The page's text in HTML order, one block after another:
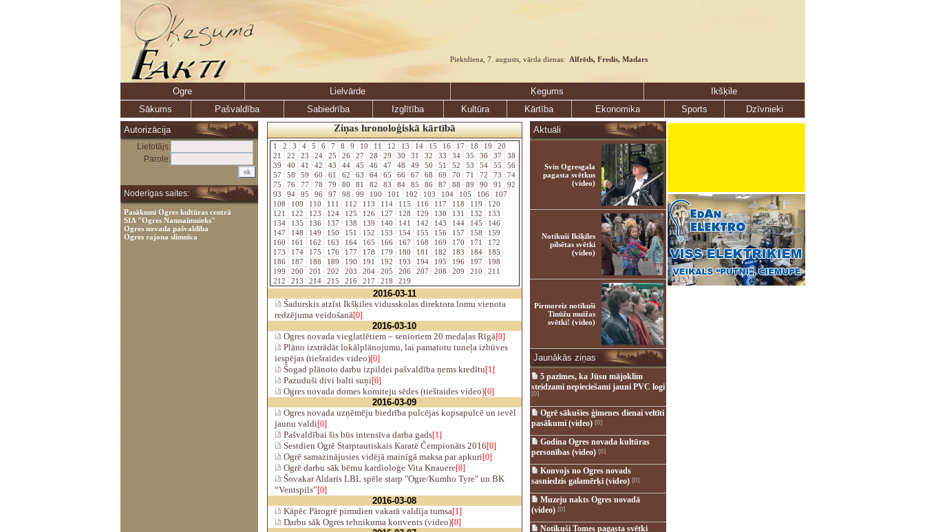
Piektdiena, 7. augusts, vārda dienas: Alfrēds, Fredis, Madars
Ogre Lielvārde Ķegums
Ikšķile
Sākums
Pašvaldība Sabiedrība Izglītība Kultūra Kārtība Ekonomika Sports
Dzīvnieki
Autorizācija
Lietotājs:
Parole:
Noderīgas saites:
Pasākumi Ogres kultūras centrā
SIA "Ogres Namsaimnieks"
Ogres novada pašvaldība
Ogres rajona slimnīca
Ziņas hronoloģiskā kārtībā
1 2 3 4 5 6 7 8 9 10 11 12 13 14 15 16 17 18 19
20
21
22 23 24 25 26 27 28 29 30 31 32 33 34 35 36 37
38
39
40 41 42 43 44 45 46 47 48 49 50 51 52 53 54 55
56
57
58 59 60 61 62 63 64 65 66 67 68 69 70 71 72 73
74
75
76 77 78 79 80 81 82 83 84 85 86 87 88 89 90 91
92
93
94 95 96 97 98 99 100 101 102 103 104 105 106
107
108
109 110 111 112 113 114 115 116 117 118 119
120
121
122 123 124 125 126 127 128 129 130 131 132
133
134
135 136 137 138 139 140 141 142 143 144 145
146
147
148 149 150 151 152 153 154 155 156 157 158
159
160
161 162 163 164 165 166 167 168 169 170 171
172
173
174 175 176 177 178 179 180 181 182 183 184
185
186
187 188 189 190 191 192 193 194 195 196 197
198
199
200 201 202 203 204 205 206 207 208 209 210
211
212
213 214 215 216 217 218 219
2016-03-11
Šadurskis atzīst Ikšķiles vidusskolas direktora lomu vienota
redzējuma veidošanā[0]
2016-03-10
Ogres novada vieglatlētiem – senioriem 20 medaļas Rīgā[0]
Plāno izstrādāt lokālplānojumu, lai pamatotu tuneļa izbūves
iespējas (tiešraides video)[0]
Šogad plānoto darbu izpildei pašvaldība ņems kredītu[1]
Pazuduši divi balti suņi[0]
Ogres novada domes komiteju sēdes (tiešraides video)[0]
2016-03-09
Ogres novada uzņēmēju biedrība pulcējas kopsapulcē un ievēl
jaunu valdi[0]
Pašvaldībai šis būs intensīva darba gads[1]
Sestdien Ogrē Starptautiskais Karatē Čempionāts 2016[0]
Ogrē samazinājusies vidējā mainīgā maksa par apkuri[0]
Ogrē darbu sāk bērnu kardioloģe Vita Knauere[0]
Šovakar Aldaris LBL spēle starp "Ogre/Kumho Tyre" un BK
“Ventspils”[0]
2016-03-08
Kāpēc Pārogrē pirmdien vakarā valdīja tumsa[1]
Darbu sāk Ogres tehnikuma konvents (video)[0]
Aktuāli
Svin Ogresgala
pagasta svētkus
(video)
Notikuši Ikšķiles
pilsētas svētki
(video)
Pirmoreiz notikuši
Tīnūžu muižas
svētki! (video)
Jaunākās ziņas
5 pazīmes, ka Jūsu mājoklim
steidzami nepieciešami jauni PVC logi
[0]
Ogrē sākušies ģimenes dienai veltīti
pasākumi (video)[0]
Godina Ogres novada kultūras
personības (video)[0]
Konvojs no Ogres novads
sasniedzis galamērķi (video)[0]
Muzeju nakts Ogres novadā
(video)[0]
Notikuši Tomes pagasta svētki